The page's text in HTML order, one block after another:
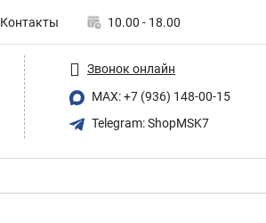
Контакты 10.00 - 18.00
Звонок онлайн
MAX: +7 (936) 148-00-15
Telegram: ShopMSK7